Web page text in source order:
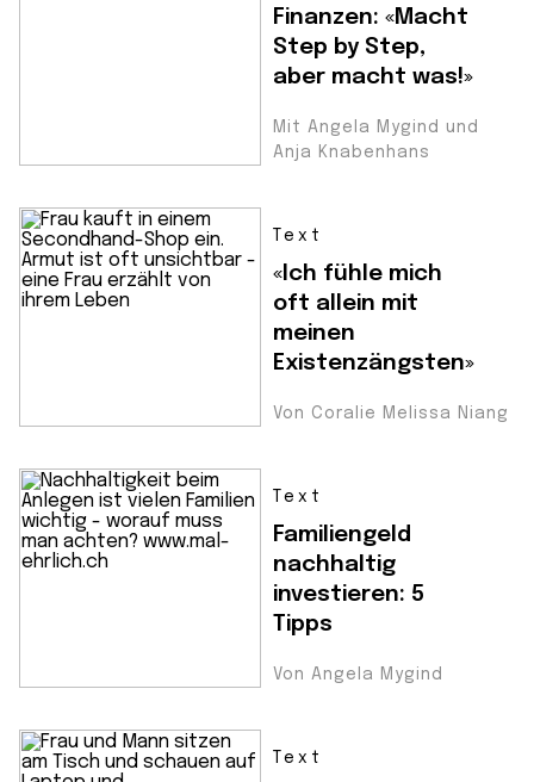
Finanzen: «Macht
Step by Step,
aber macht was!»
Mit Angela Mygind und
Anja Knabenhans
Text
«Ich fühle mich
oft allein mit
meinen
Existenzängsten»
Von Coralie Melissa Niang
Text
Familiengeld
nachhaltig
investieren: 5
Tipps
Von Angela Mygind
Text